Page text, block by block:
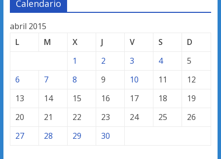
Calendario
abril 2015
L
M X J V S
D
1
2 3 4
5
6
7 8 9 10 11
12
13
14 15 16 17 18
19
20
21 22 23 24 25
26
27
28 29 30